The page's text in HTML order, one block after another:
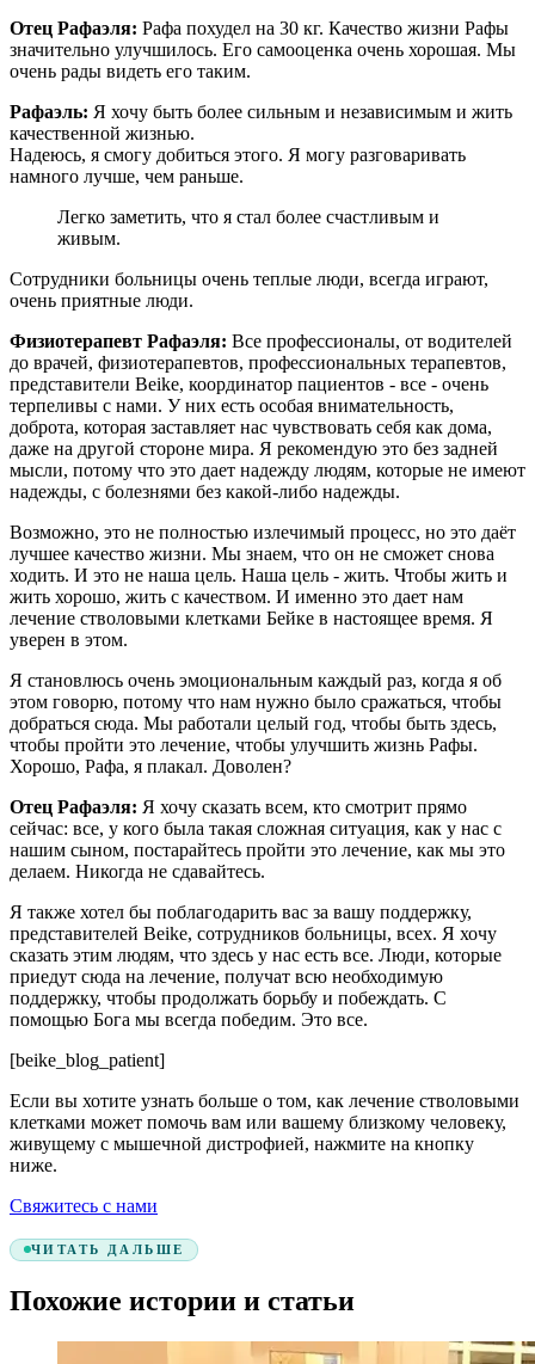
Отец Рафаэля: Рафа похудел на 30 кг. Качество жизни Рафы
значительно улучшилось. Его самооценка очень хорошая. Мы
очень рады видеть его таким.
Рафаэль: Я хочу быть более сильным и независимым и жить
качественной жизнью.
Надеюсь, я смогу добиться этого. Я могу разговаривать
намного лучше, чем раньше.
Легко заметить, что я стал более счастливым и
живым.
Сотрудники больницы очень теплые люди, всегда играют,
очень приятные люди.
Физиотерапевт Рафаэля: Все профессионалы, от водителей
до врачей, физиотерапевтов, профессиональных терапевтов,
представители Beike, координатор пациентов - все - очень
терпеливы с нами. У них есть особая внимательность,
доброта, которая заставляет нас чувствовать себя как дома,
даже на другой стороне мира. Я рекомендую это без задней
мысли, потому что это дает надежду людям, которые не имеют
надежды, с болезнями без какой-либо надежды.
Возможно, это не полностью излечимый процесс, но это даёт
лучшее качество жизни. Мы знаем, что он не сможет снова
ходить. И это не наша цель. Наша цель - жить. Чтобы жить и
жить хорошо, жить с качеством. И именно это дает нам
лечение стволовыми клетками Бейке в настоящее время. Я
уверен в этом.
Я становлюсь очень эмоциональным каждый раз, когда я об
этом говорю, потому что нам нужно было сражаться, чтобы
добраться сюда. Мы работали целый год, чтобы быть здесь,
чтобы пройти это лечение, чтобы улучшить жизнь Рафы.
Хорошо, Рафа, я плакал. Доволен?
Отец Рафаэля: Я хочу сказать всем, кто смотрит прямо
сейчас: все, у кого была такая сложная ситуация, как у нас с
нашим сыном, постарайтесь пройти это лечение, как мы это
делаем. Никогда не сдавайтесь.
Я также хотел бы поблагодарить вас за вашу поддержку,
представителей Beike, сотрудников больницы, всех. Я хочу
сказать этим людям, что здесь у нас есть все. Люди, которые
приедут сюда на лечение, получат всю необходимую
поддержку, чтобы продолжать борьбу и побеждать. С
помощью Бога мы всегда победим. Это все.
[beike_blog_patient]
Если вы хотите узнать больше о том, как лечение стволовыми
клетками может помочь вам или вашему близкому человеку,
живущему с мышечной дистрофией, нажмите на кнопку
ниже.
Свяжитесь с нами
ЧИТАТЬ ДАЛЬШЕ
Похожие истории и статьи